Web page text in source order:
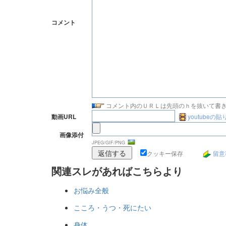
コメント
コメント内のＵＲＬは先頭のｈを抜いて書
動画URL
youtubeの貼
画像添付
JPEG/GIF/PNG
クッキー保存 留
関連スレがあればこちらより
お悩み全般
こころ・うつ・死にたい